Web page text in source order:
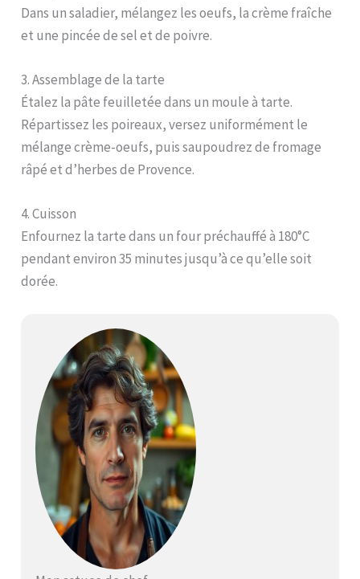
Dans un saladier, mélangez les oeufs, la crème fraîche
et une pincée de sel et de poivre.
3. Assemblage de la tarte
Étalez la pâte feuilletée dans un moule à tarte.
Répartissez les poireaux, versez uniformément le
mélange crème-oeufs, puis saupoudrez de fromage
râpé et d’herbes de Provence.
4. Cuisson
Enfournez la tarte dans un four préchauffé à 180°C
pendant environ 35 minutes jusqu’à ce qu’elle soit
dorée.